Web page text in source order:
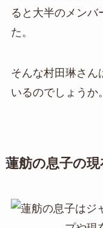
ると大半のメンバ
た。
そんな村田琳さん
いるのでしょうか。
蓮舫の息子の現